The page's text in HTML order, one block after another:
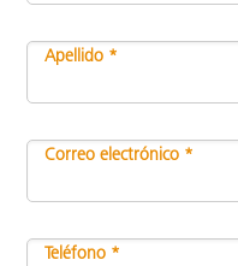
Apellido *
Correo electrónico *
Teléfono *